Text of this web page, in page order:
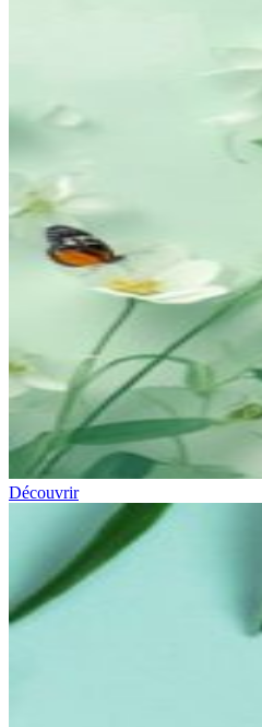
Découvrir